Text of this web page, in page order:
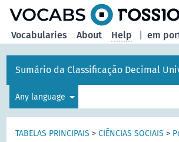
em
Vocabularies About Help
Sumário da Classificação Decimal
Any language
TABELAS PRINCIPAIS >CIÊNCIAS SOCIAIS >